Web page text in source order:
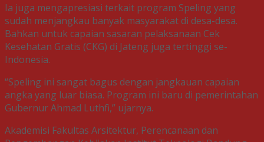
Ia juga mengapresiasi terkait program Speling yang
sudah menjangkau banyak masyarakat di desa-desa.
Bahkan untuk capaian sasaran pelaksanaan Cek
Kesehatan Gratis (CKG) di Jateng juga tertinggi se-
Indonesia.
“Speling ini sangat bagus dengan jangkauan capaian
angka yang luar biasa. Program ini baru di pemerintahan
Gubernur Ahmad Luthfi,” ujarnya.
Akademisi Fakultas Arsitektur, Perencanaan dan